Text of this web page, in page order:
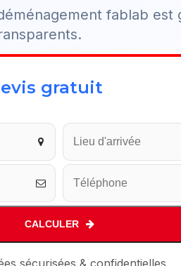
fablab est
gratuit
CALCULER
sécurisées & confidentielles